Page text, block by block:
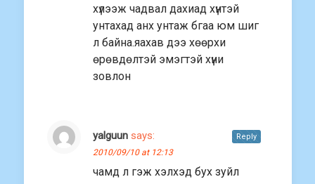
хүлээж чадвал дахиад хүнтэй
унтахад анх унтаж бгаа юм шиг
л байна.яахав дээ хөөрхи
өрөвдөлтэй эмэгтэй хүни
зовлон
yalguun says:
2010/09/10 at 12:13
чамд л гэж хэлхэд бух зуйл
Reply